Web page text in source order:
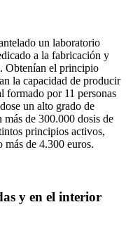
un laboratorio
a la fabricación y
Obtenían el principio
la capacidad de producir
formado por 11 personas
un alto grado de
más de 300.000 dosis de
principios activos,
más de 4.300 euros.
y en el interior